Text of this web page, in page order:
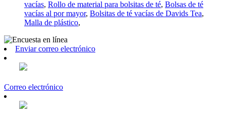
vacías, Rollo de material para bolsitas de té, Bolsas de té
vacías al por mayor, Bolsitas de té vacías de Davids Tea,
Malla de plástico,
Enviar correo electrónico
Correo electrónico